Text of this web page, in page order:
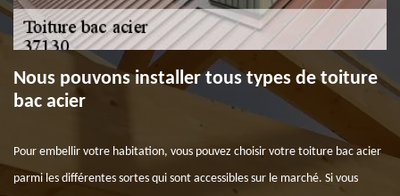
Nous pouvons installer tous types de toiture
bac acier
Pour embellir votre habitation, vous pouvez choisir votre toiture bac acier
parmi les différentes sortes qui sont accessibles sur le marché. Si vous